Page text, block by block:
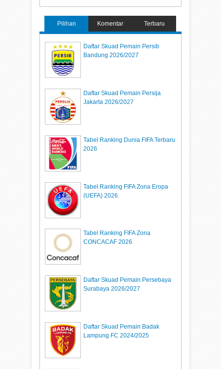
Pilihan Komentar Terbaru
Daftar Skuad Pemain Persib
Bandung 2026/2027
Daftar Skuad Pemain Persija
Jakarta 2026/2027
Tabel Ranking Dunia FIFA Terbaru
2026
Tabel Ranking FIFA Zona Eropa
(UEFA) 2026
Tabel Ranking FIFA Zona
CONCACAF 2026
Daftar Skuad Pemain Persebaya
Surabaya 2026/2027
Daftar Skuad Pemain Badak
Lampung FC 2024/2025